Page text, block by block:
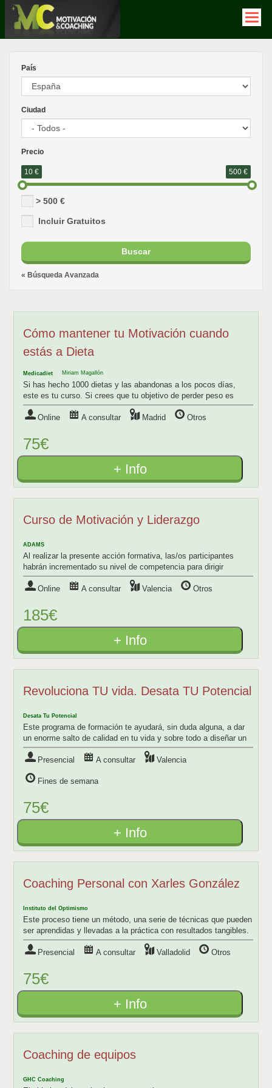
Pasar
contenido
País
Ciudad
Precio
10 € 500 €
> 500 €
Incluir Gratuitos
Buscar
« Búsqueda Avanzada
Cómo mantener tu Motivación cuando
estás a Dieta
Medicadiet Miriam Magallón
Si has hecho 1000 dietas y las abandonas a los pocos días,
este es tu curso. Si crees que tu objetivo de perder peso es
difícil, no tires la toalla.
Online
A consultar Madrid Otros
75€
+ Info
Curso de Motivación y Liderazgo
ADAMS
Al realizar la presente acción formativa, las/os participantes
habrán incrementado su nivel de competencia para dirigir
adecuadamente equipos de colab
Online
A consultar Valencia Otros
185€
+ Info
Revoluciona TU vida. Desata TU Potencial
Desata Tu Potencial
Este programa de formación te ayudará, sin duda alguna, a dar
un enorme salto de calidad en tu vida y sobre todo a diseñar un
futuro más brillante par
Presencial
A consultar Valencia
Fines de semana
75€
+ Info
Coaching Personal con Xarles González
Instituto del Optimismo
Este proceso tiene un método, una serie de técnicas que pueden
ser aprendidas y llevadas a la práctica con resultados tangibles.
Presencial A consultar Valladolid Otros
75€
+ Info
Coaching de equipos
GHC Coaching